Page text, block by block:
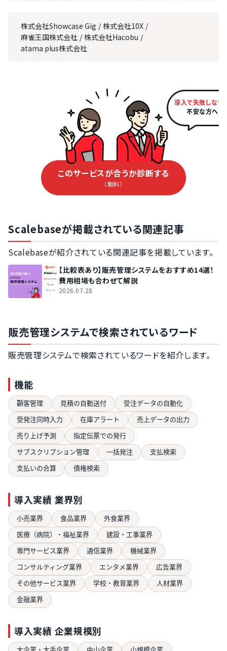
株式会社Showcase Gig
株式会社10X
麻雀王国株式会社
株式会社Hacobu
atama plus株式会社
導入で失敗しない
不安な方へ
このサービスが合うか診断する
（無料）
Scalebaseが掲載されている関連記事
Scalebaseが紹介されている関連記事を掲載しています。
【比較表あり】販売管理システムをおすすめ14選！
費用相場も合わせて解説
2026.07.28
販売管理システムで検索されているワード
販売管理システムで検索されているワードを紹介します。
機能
顧客管理 見積の自動送付
受注データの自動化
受発注同時入力
在庫アラート
売上データの出力
売り上げ予測
指定伝票での発行
サブスクリプション管理
一括発注
支払検索
支払いの合算
債権検索
導入実績 業界別
小売業界 食品業界
外食業界
医療（病院）・福祉業界
建設・工事業界
専門サービス業界
通信業界
機械業界
コンサルティング業界
エンタメ業界
広告業界
その他サービス業界
学校・教育業界
人材業界
金融業界
導入実績 企業規模別